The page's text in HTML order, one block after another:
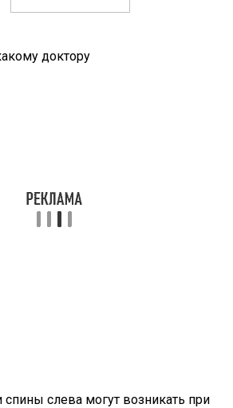
доктору
слева могут возникать при